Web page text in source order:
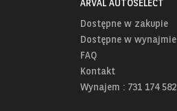
ARVAL AUTOSELECT
Dostępne w zakupie
Dostępne w wynajmie
FAQ
Kontakt
Wynajem : 731 174 582